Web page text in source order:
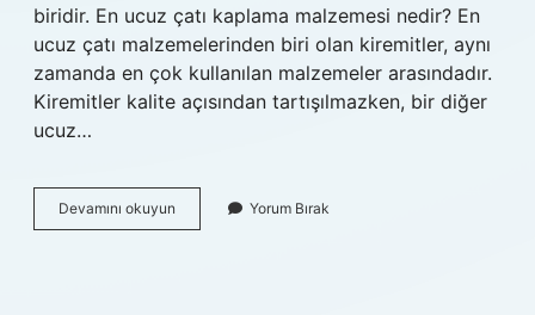
biridir. En ucuz çatı kaplama malzemesi nedir? En
ucuz çatı malzemelerinden biri olan kiremitler, aynı
zamanda en çok kullanılan malzemeler arasındadır.
Kiremitler kalite açısından tartışılmazken, bir diğer
ucuz…
Devamını okuyun
Sağlam
Yorum Bırak